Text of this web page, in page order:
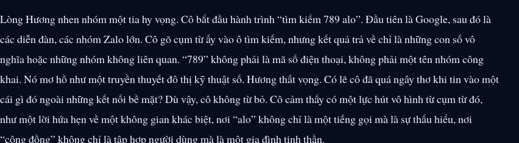
Lòng Hương nhen nhóm một tia hy vọng. Cô bắt đầu hành trình “tìm kiếm 789 alo”. Đầu tiên là Google, sau đó là
các diễn đàn, các nhóm Zalo lớn. Cô gõ cụm từ ấy vào ô tìm kiếm, nhưng kết quả trả về chỉ là những con số vô
nghĩa hoặc những nhóm không liên quan. “789” không phải là mã số điện thoại, không phải một tên nhóm công
khai. Nó mơ hồ như một truyền thuyết đô thị kỹ thuật số. Hương thất vọng. Có lẽ cô đã quá ngây thơ khi tin vào một
cái gì đó ngoài những kết nối bề mặt? Dù vậy, cô không từ bỏ. Cô cảm thấy có một lực hút vô hình từ cụm từ đó,
như một lời hứa hẹn về một không gian khác biệt, nơi “alo” không chỉ là một tiếng gọi mà là sự thấu hiểu, nơi
“cộng đồng” không chỉ là tập hợp người dùng mà là một gia đình tinh thần.